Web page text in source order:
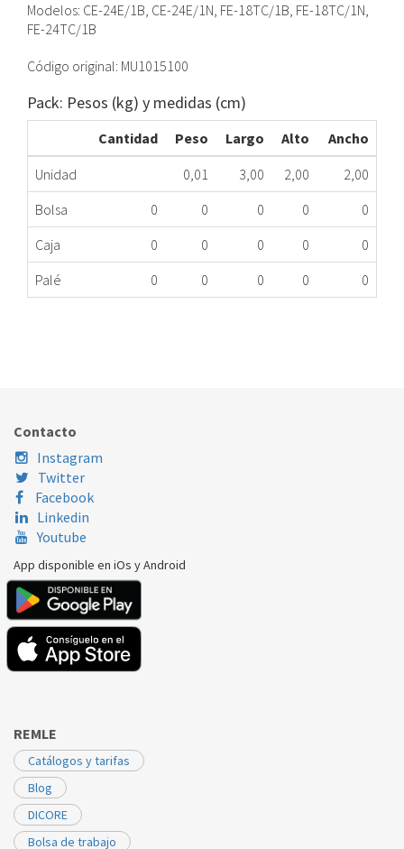
Modelos: CE-24E/1B, CE-24E/1N, FE-18TC/1B, FE-18TC/1N,
FE-24TC/1B
Código original: MU1015100
Pack: Pesos (kg) y medidas (cm)
Cantidad Peso Largo Alto
Ancho
Unidad
0,01 3,00 2,00
2,00
Bolsa
0 0 0 0
0
Caja
0 0 0 0
0
Palé
0 0 0 0 0
FAGOR
FAGOR
FAGOR
FAGOR
FE-24TC/1 B
FAGOR
FAGOR
FAGOR
Contacto
Instagram
Twitter
Facebook
Linkedin
Youtube
App disponible en iOs y Android
REMLE
Catálogos y tarifas
Blog
DICORE
Bolsa de trabajo